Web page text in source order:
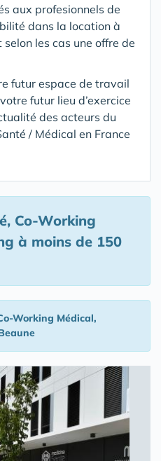
aux profesionnels de
dans la location à
les cas une offre de
futur espace de travail
futur lieu d’exercice
des acteurs du
/ Médical en France
Co-Working
à moins de 150
Working Médical,